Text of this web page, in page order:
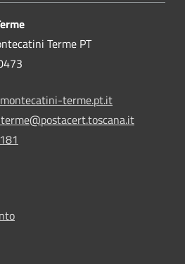
Terme PT
terme.pt.it